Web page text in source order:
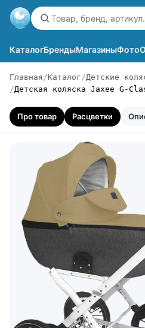
КаталогБрендыМагазиныФото
Главная Каталог Детские
Детская коляска Jaxee G-
Про товар Расцветки